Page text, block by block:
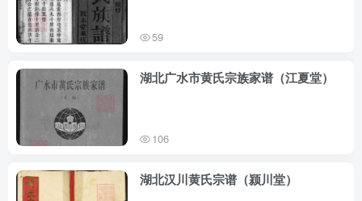
59
湖北广水市黄氏宗族家谱（江夏堂）
106
湖北汉川黄氏宗谱（颍川堂）